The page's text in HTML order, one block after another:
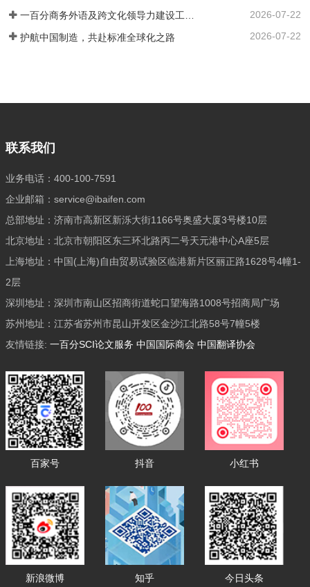
严谨的流程与专业的眼光，确保每一位推
展战略，高效赋能，助力您的企业在国际
一百分商务外语及跨文化领导力建设工程行业培训案例 ——大型基建国企海外国际化人才英语能力提升实践 2026-07-22
护航中国制造，共赴标准全球化之路 2026-07-22
联系我们
业务电话：400-100-7591
企业邮箱：service@ibaifen.com
总部地址：济南市高新区新泺大街1166号奥盛大厦3号楼10层
北京地址：北京市朝阳区东三环北路丙二号天元港中心A座5层
上海地址：中国(上海)自由贸易试验区临港新片区丽正路1628号4幢1-
2层
深圳地址：深圳市南山区招商街道蛇口望海路1008号招商局广场
苏州地址：江苏省苏州市昆山开发区金沙江北路58号7幢5楼
友情链接: 一百分SCI论文服务 中国国际商会 中国翻译协会
百家号 抖音 小红书
新浪微博 知乎 今日头条